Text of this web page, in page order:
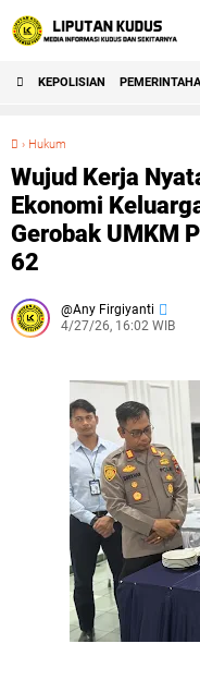
KEPOLISIAN
› Hukum
Wujud Kerja
Ekonomi
Gerobak UMKM
62
Any Firgiyanti
4/27/26, 16:02 WIB